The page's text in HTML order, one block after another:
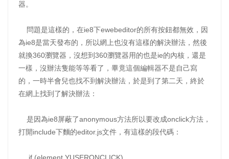
器。
問題是這樣的，在ie8下ewebeditor的所有按鈕都無效，因
為ie8是當天發布的，所以網上也沒有這樣的解決辦法，然後
就換360瀏覽器，沒想到360瀏覽器用的也是ie的內核，還是
一樣，沒辦法隻能等等看了，畢竟這個編輯器不是自己寫
的，一時半會兒也找不到解決辦法，於是到了第二天，終於
在網上找到了解決辦法：
是因為ie8屏蔽了anonymous方法所以要改成onclick方法，
打開include下麵的editor.js文件，有這樣的段代碼：